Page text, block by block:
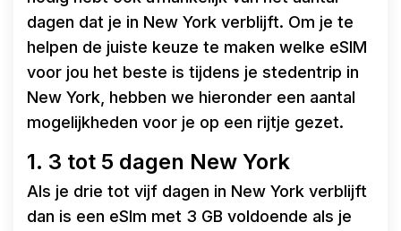
dagen dat je in New York verblijft. Om je te
helpen de juiste keuze te maken welke eSIM
voor jou het beste is tijdens je stedentrip in
New York, hebben we hieronder een aantal
mogelijkheden voor je op een rijtje gezet.
1. 3 tot 5 dagen New York
Als je drie tot vijf dagen in New York verblijft
dan is een eSIm met 3 GB voldoende als je